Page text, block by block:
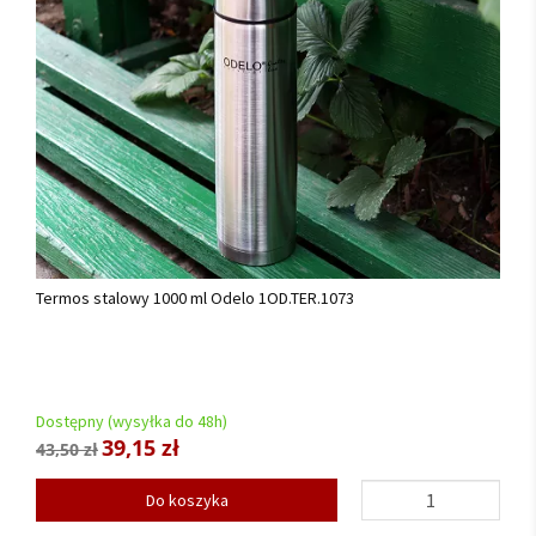
Termos stalowy 1000 ml Odelo 1OD.TER.1073
Dostępny (wysyłka do 48h)
43,50 zł39,15 zł
Do koszyka